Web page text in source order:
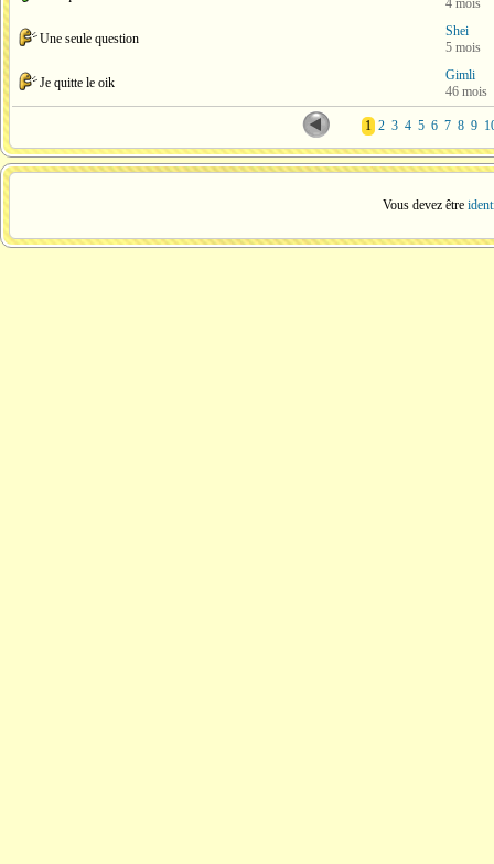
4 mois
Une seule question
Shei
5 mois
Je quitte le oik
Gimli
46 mois
1 2 3 4 5 6 7 8 9
Vous devez être